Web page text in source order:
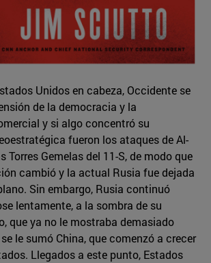
Unidos en cabeza, Occidente se
de la democracia y la
y si algo concentró su
fueron los ataques de Al-
Torres Gemelas del 11-S, de modo que
cambió y la actual Rusia fue dejada
Sin embargo, Rusia continuó
lentamente, a la sombra de su
que ya no le mostraba demasiado
le sumó China, que comenzó a crecer
Llegados a este punto, Estados